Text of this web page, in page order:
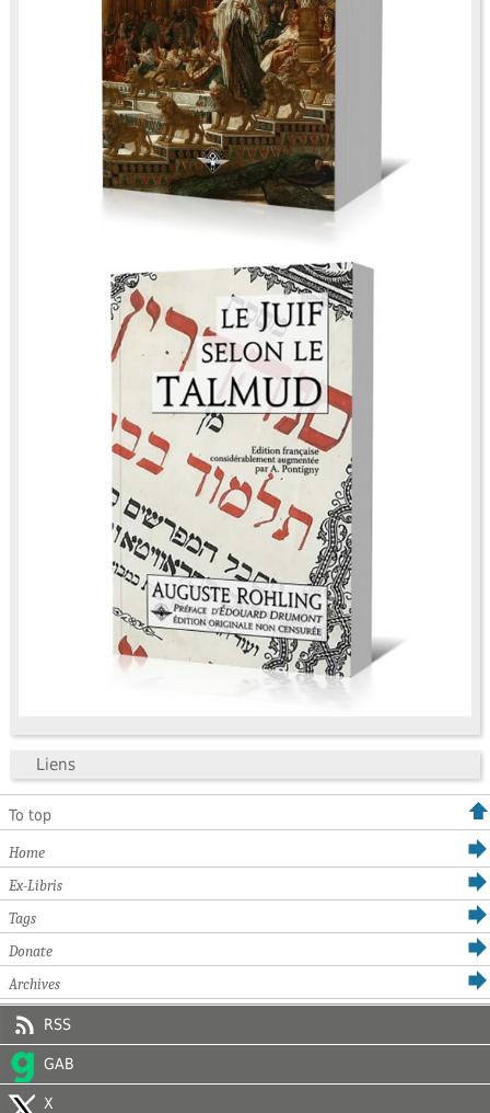
Liens
To top
Home
Ex-Libris
Tags
Donate
Archives
RSS
GAB
X